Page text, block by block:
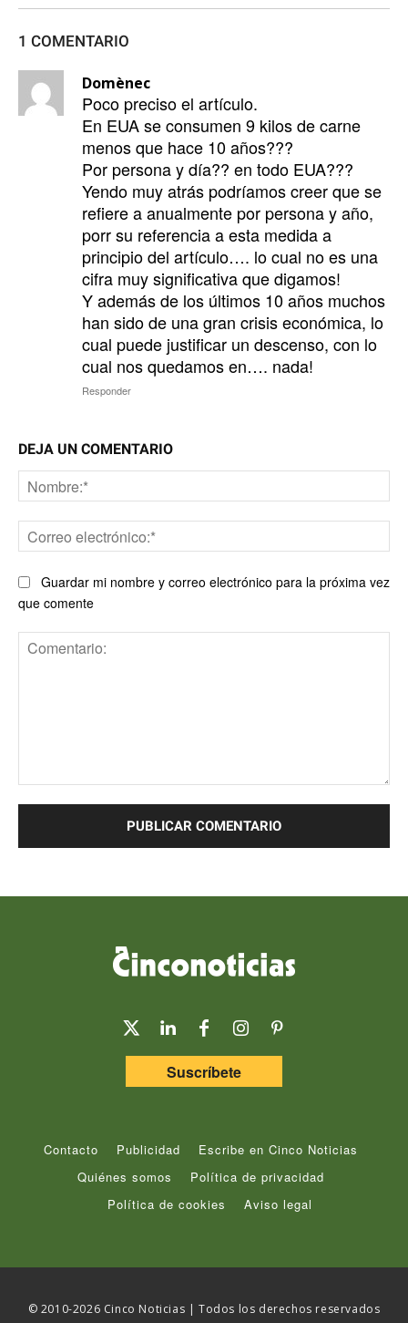
1 COMENTARIO
Domènec
Poco preciso el artículo.
En EUA se consumen 9 kilos de carne
menos que hace 10 años???
Por persona y día?? en todo EUA???
Yendo muy atrás podríamos creer que se
refiere a anualmente por persona y año,
porr su referencia a esta medida a
principio del artículo…. lo cual no es una
cifra muy significativa que digamos!
Y además de los últimos 10 años muchos
han sido de una gran crisis económica, lo
cual puede justificar un descenso, con lo
cual nos quedamos en…. nada!
Responder
DEJA UN COMENTARIO
Guardar mi nombre y correo electrónico para la próxima vez
que comente
Suscríbete
Contacto Publicidad
Escribe en Cinco Noticias
Quiénes somos
Política de privacidad
Política de cookies
Aviso legal
© 2010-2026 Cinco Noticias | Todos los derechos reservados